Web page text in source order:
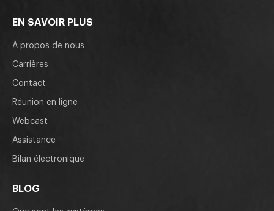
EN SAVOIR PLUS
À propos de nous
Carrières
Contact
Réunion en ligne
Webcast
Assistance
Bilan électronique
BLOG